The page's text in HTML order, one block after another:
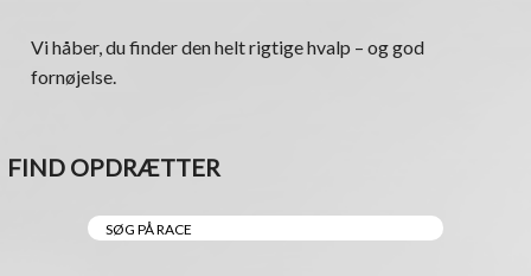
Vi håber, du finder den helt rigtige hvalp – og god
fornøjelse.
FIND OPDRÆTTER